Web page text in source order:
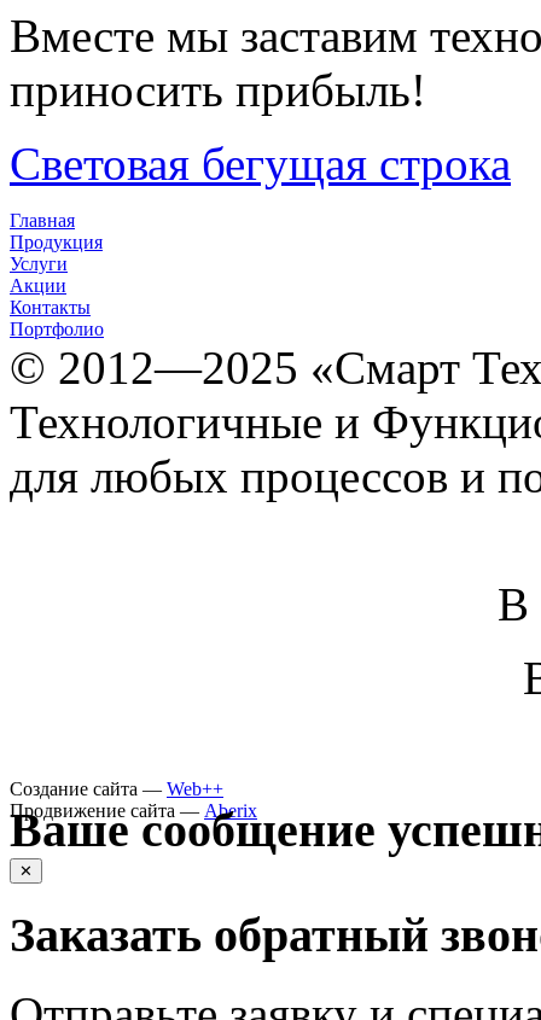
Вместе мы заставим
приносить прибыль!
Световая бегущая строка
Главная
Продукция
Услуги
Акции
Контакты
Портфолио
© 2012­­­—2025 «Смарт
Технологичные и
для любых процессов и
В
Создание сайта — Web++
Продвижение сайта — Aberix
Ваше сообщение
✕
Заказать обратный